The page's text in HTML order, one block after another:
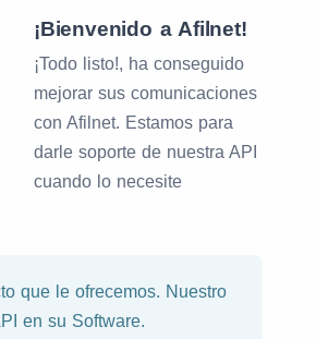
¡Bienvenido a Afilnet!
¡Todo listo!, ha conseguido
mejorar sus comunicaciones
con Afilnet. Estamos para
darle soporte de nuestra API
cuando lo necesite
que le ofrecemos. Nuestro
en su Software.